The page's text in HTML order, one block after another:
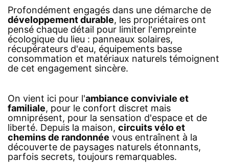
Profondément engagés dans une démarche de
développement durable, les propriétaires ont
pensé chaque détail pour limiter l'empreinte
écologique du lieu : panneaux solaires,
récupérateurs d'eau, équipements basse
consommation et matériaux naturels témoignent
de cet engagement sincère.
On vient ici pour l'ambiance conviviale et
familiale, pour le confort discret mais
omniprésent, pour la sensation d'espace et de
liberté. Depuis la maison, circuits vélo et
chemins de randonnée vous entraînent à la
découverte de paysages naturels étonnants,
parfois secrets, toujours remarquables.